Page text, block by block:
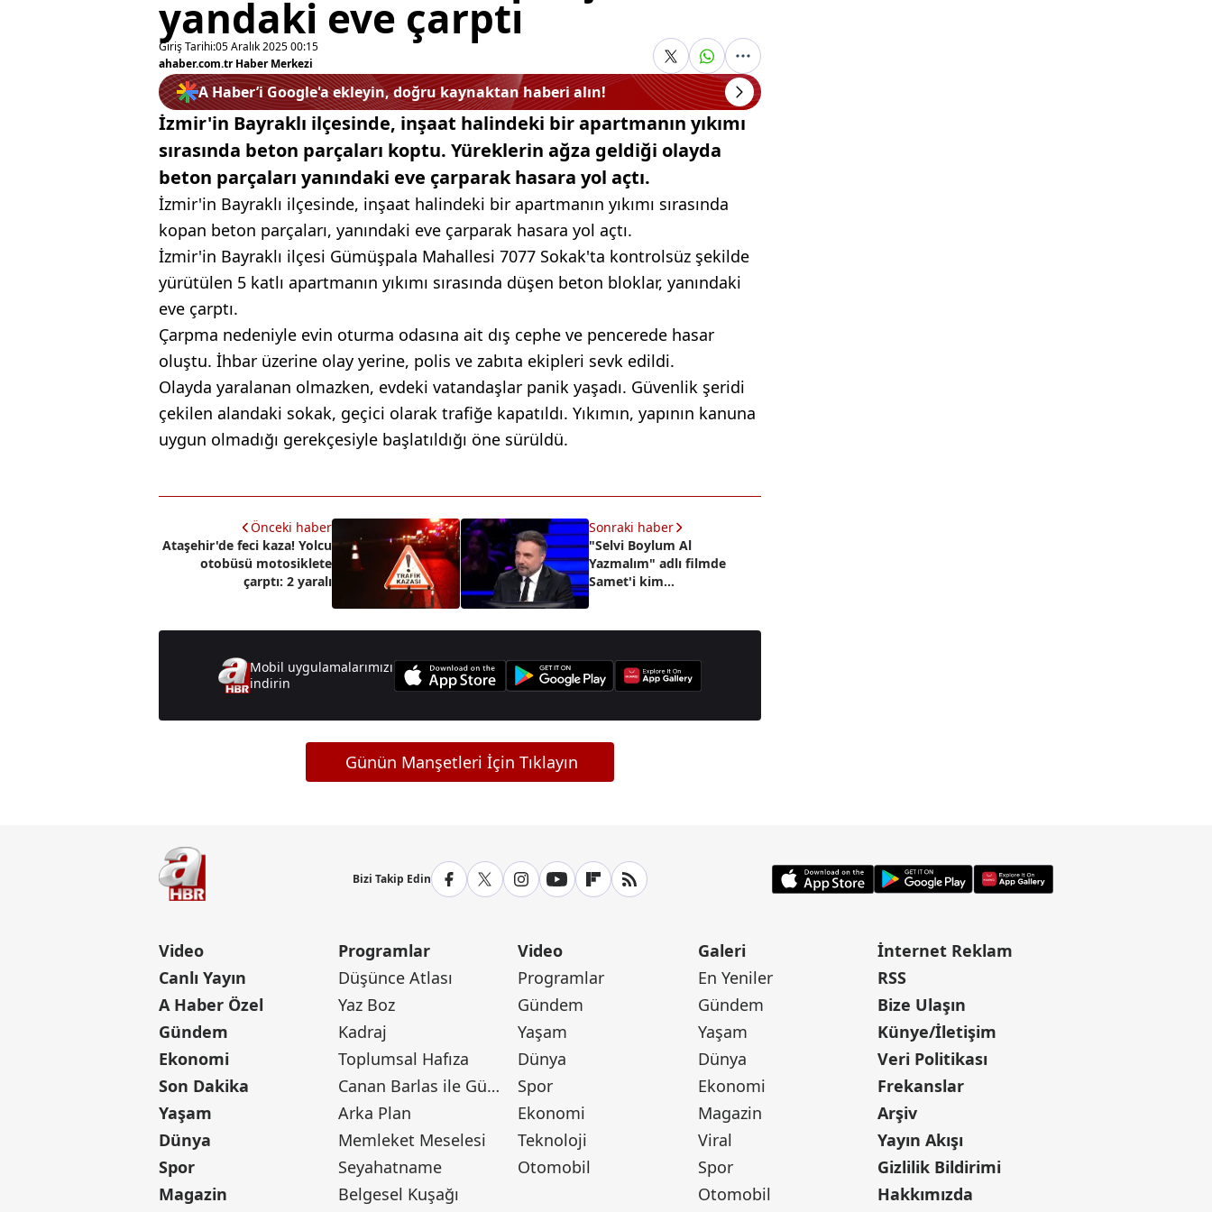
yandaki eve çarptı
Giriş Tarihi:05 Aralık 2025 00:15
ahaber.com.tr Haber Merkezi
A Haber’i Google'a ekleyin, doğru kaynaktan haberi alın!
İzmir'in Bayraklı ilçesinde, inşaat halindeki bir apartmanın yıkımı
sırasında beton parçaları koptu. Yüreklerin ağza geldiği olayda
beton parçaları yanındaki eve çarparak hasara yol açtı.
İzmir'in Bayraklı ilçesinde, inşaat halindeki bir apartmanın yıkımı sırasında
kopan beton parçaları, yanındaki eve çarparak hasara yol açtı.
İzmir'in Bayraklı ilçesi Gümüşpala Mahallesi 7077 Sokak'ta kontrolsüz şekilde
yürütülen 5 katlı apartmanın yıkımı sırasında düşen beton bloklar, yanındaki
eve çarptı.
Çarpma nedeniyle evin oturma odasına ait dış cephe ve pencerede hasar
oluştu. İhbar üzerine olay yerine, polis ve zabıta ekipleri sevk edildi.
Olayda yaralanan olmazken, evdeki vatandaşlar panik yaşadı. Güvenlik şeridi
çekilen alandaki sokak, geçici olarak trafiğe kapatıldı. Yıkımın, yapının kanuna
uygun olmadığı gerekçesiyle başlatıldığı öne sürüldü.
Önceki haber
Ataşehir'de feci kaza! Yolcu
otobüsü motosiklete
çarptı: 2 yaralı
Sonraki haber
"Selvi Boylum Al
Yazmalım" adlı filmde
Samet'i kim
canlandırmıştır?
Mobil uygulamalarımızı
indirin
Günün Manşetleri İçin Tıklayın
Bizi Takip Edin
Video
Canlı Yayın
A Haber Özel
Gündem
Ekonomi
Son Dakika
Yaşam
Dünya
Spor
Magazin
Programlar
Düşünce Atlası
Yaz Boz
Kadraj
Toplumsal Hafıza
Canan Barlas ile Gündem
Arka Plan
Memleket Meselesi
Seyahatname
Belgesel Kuşağı
Video
Programlar
Gündem
Yaşam
Dünya
Spor
Ekonomi
Teknoloji
Otomobil
Galeri
En Yeniler
Gündem
Yaşam
Dünya
Ekonomi
Magazin
Viral
Spor
Otomobil
İnternet Reklam
RSS
Bize Ulaşın
Künye/İletişim
Veri Politikası
Frekanslar
Arşiv
Yayın Akışı
Gizlilik Bildirimi
Hakkımızda